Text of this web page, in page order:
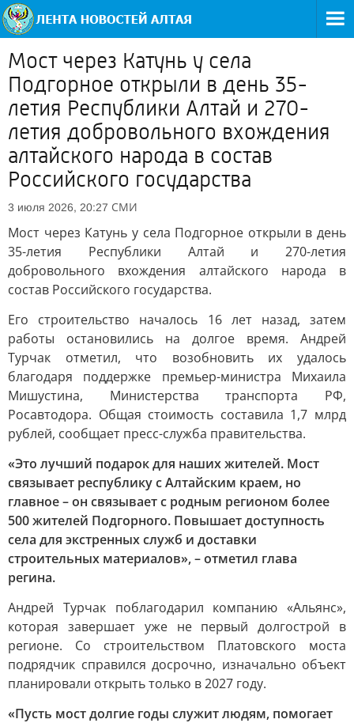
Мост через Катунь у села
Подгорное открыли в день 35-
летия Республики Алтай и 270-
летия добровольного вхождения
алтайского народа в состав
Российского государства
3 июля 2026, 20:27 СМИ
Мост через Катунь у села Подгорное открыли в день
35-летия Республики Алтай и 270-летия
добровольного вхождения алтайского народа в
состав Российского государства.
Его строительство началось 16 лет назад, затем
работы остановились на долгое время. Андрей
Турчак отметил, что возобновить их удалось
благодаря поддержке премьер-министра Михаила
Мишустина, Министерства транспорта РФ,
Росавтодора. Общая стоимость составила 1,7 млрд
рублей, сообщает пресс-служба правительства.
«Это лучший подарок для наших жителей. Мост
связывает республику с Алтайским краем, но
главное – он связывает с родным регионом более
500 жителей Подгорного. Повышает доступность
села для экстренных служб и доставки
строительных материалов», – отметил глава
регина.
Андрей Турчак поблагодарил компанию «Альянс»,
которая завершает уже не первый долгострой в
регионе. Со строительством Платовского моста
подрядчик справился досрочно, изначально объект
планировали открыть только в 2027 году.
«Пусть мост долгие годы служит людям, помогает